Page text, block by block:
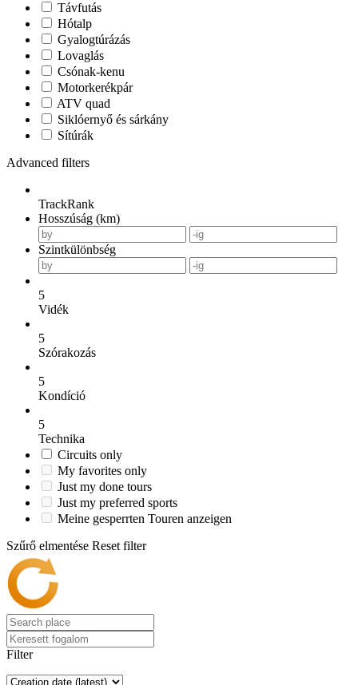
Távfutás
Hótalp
Gyalogtúrázás
Lovaglás
Csónak-kenu
Motorkerékpár
ATV quad
Siklóernyő és sárkány
Sítúrák
Advanced filters
TrackRank
Hosszúság (km)
Szintkülönbség
5
Vidék
5
Szórakozás
5
Kondíció
5
Technika
Circuits only
My favorites only
Just my done tours
Just my preferred sports
Meine gesperrten Touren anzeigen
Szűrő elmentése Reset filter
Filter